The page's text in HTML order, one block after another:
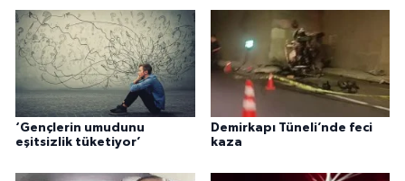
‘Gençlerin umudunu
eşitsizlik tüketiyor’
Demirkapı Tüneli’nde feci
kaza